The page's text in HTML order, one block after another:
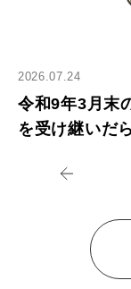
2026.07.24
令和9年3月末
を受け継いだ